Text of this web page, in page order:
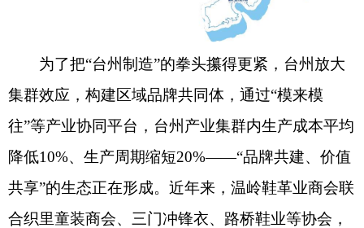
为了把“台州制造”的拳头攥得更紧，台州放大
集群效应，构建区域品牌共同体，通过“模来模
往”等产业协同平台，台州产业集群内生产成本平均
降低10%、生产周期缩短20%——“品牌共建、价值
共享”的生态正在形成。近年来，温岭鞋革业商会联
合织里童装商会、三门冲锋衣、路桥鞋业等协会，